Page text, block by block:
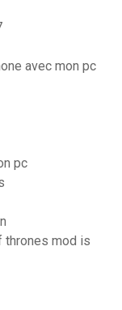
avec mon pc
pc
thrones mod is